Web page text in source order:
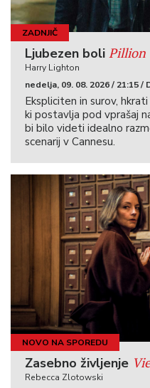
ZADNJIČ
Ljubezen boli Pillion
Harry Lighton
nedelja, 09. 08. 2026 / 21:15 /
Ekspliciten in surov,
ki postavlja pod vprašaj
bi bilo videti idealno
scenarij v Cannesu.
NOVO NA SPOREDU
Zasebno življenje
Rebecca Zlotowski